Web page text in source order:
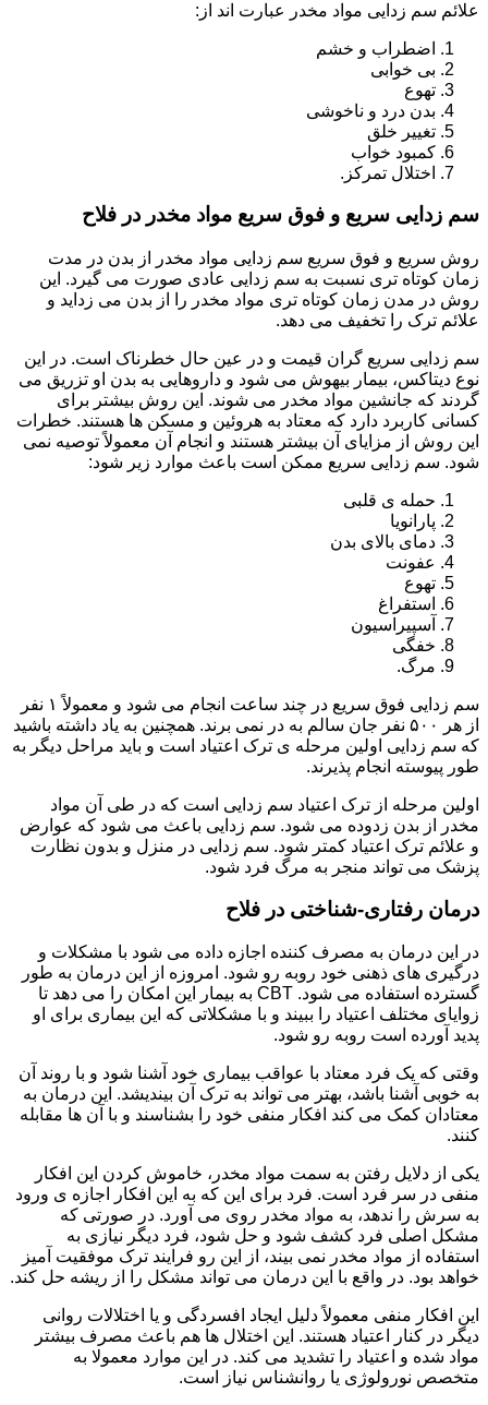
علائم سم زدایی مواد مخدر عبارت اند از:
اضطراب و خشم
بی خوابی
تهوع
بدن درد و ناخوشی
تغییر خلق
کمبود خواب
اختلال تمرکز.
سم زدایی سریع و فوق سریع مواد مخدر در فلاح
روش سریع و فوق سریع سم زدایی مواد مخدر از بدن در مدت
زمان کوتاه تری نسبت به سم زدایی عادی صورت می گیرد. این
روش در مدن زمان کوتاه تری مواد مخدر را از بدن می زداید و
علائم ترک را تخفیف می دهد.
سم زدایی سریع گران قیمت و در عین حال خطرناک است. در این
نوع دیتاکس، بیمار بیهوش می شود و داروهایی به بدن او تزریق می
گردند که جانشین مواد مخدر می شوند. این روش بیشتر برای
کسانی کاربرد دارد که معتاد به هروئین و مسکن ها هستند. خطرات
این روش از مزایای آن بیشتر هستند و انجام آن معمولاً توصیه نمی
شود. سم زدایی سریع ممکن است باعث موارد زیر شود:
حمله ی قلبی
پارانویا
دمای بالای بدن
عفونت
تهوع
استفراغ
آسپیراسیون
خفگی
مرگ.
سم زدایی فوق سریع در چند ساعت انجام می شود و معمولاً ۱ نفر
از هر ۵۰۰ نفر جان سالم به در نمی برند. همچنین به یاد داشته باشید
که سم زدایی اولین مرحله ی ترک اعتیاد است و باید مراحل دیگر به
طور پیوسته انجام پذیرند.
اولین مرحله از ترک اعتیاد سم زدایی است که در طی آن مواد
مخدر از بدن زدوده می شود. سم زدایی باعث می شود که عوارض
و علائم ترک اعتیاد کمتر شود. سم زدایی در منزل و بدون نظارت
پزشک می تواند منجر به مرگ فرد شود.
درمان رفتاری-شناختی در فلاح
در این درمان به مصرف کننده اجازه داده می شود با مشکلات و
درگیری های ذهنی خود روبه رو شود. امروزه از این درمان به طور
گسترده استفاده می شود. CBT به بیمار این امکان را می دهد تا
زوایای مختلف اعتیاد را ببیند و با مشکلاتی که این بیماری برای او
پدید آورده است روبه رو شود.
وقتی که یک فرد معتاد با عواقب بیماری خود آشنا شود و با روند آن
به خوبی آشنا باشد، بهتر می تواند به ترک آن بیندیشد. این درمان به
معتادان کمک می کند افکار منفی خود را بشناسند و با آن ها مقابله
کنند.
یکی از دلایل رفتن به سمت مواد مخدر، خاموش کردن این افکار
منفی در سر فرد است. فرد برای این که به این افکار اجازه ی ورود
به سرش را ندهد، به مواد مخدر روی می آورد. در صورتی که
مشکل اصلی فرد کشف شود و حل شود، فرد دیگر نیازی به
استفاده از مواد مخدر نمی بیند، از این رو فرایند ترک موفقیت آمیز
خواهد بود. در واقع با این درمان می تواند مشکل را از ریشه حل کند.
این افکار منفی معمولاً دلیل ایجاد افسردگی و یا اختلالات روانی
دیگر در کنار اعتیاد هستند. این اختلال ها هم باعث مصرف بیشتر
مواد شده و اعتیاد را تشدید می کند. در این موارد معمولا به
متخصص نورولوژی یا روانشناس نیاز است.